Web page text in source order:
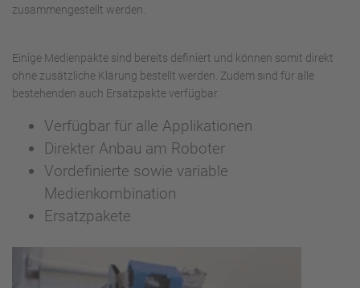
zusammengestellt werden.
Einige Medienpakte sind bereits definiert und können somit direkt
ohne zusätzliche Klärung bestellt werden. Zudem sind für alle
bestehenden auch Ersatzpakte verfügbar.
Verfügbar für alle Applikationen
Direkter Anbau am Roboter
Vordefinierte sowie variable
Medienkombination
Ersatzpakete